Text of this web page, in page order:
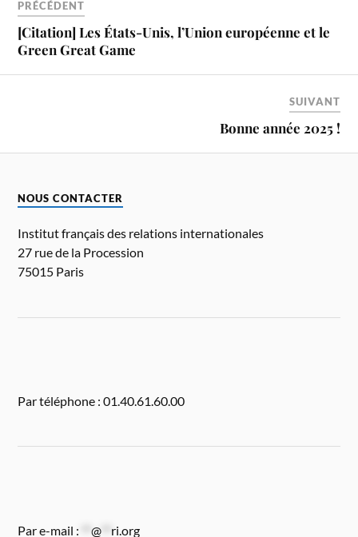
PRÉCÉDENT
[Citation] Les États-Unis, l’Union européenne et le
Green Great Game
SUIVANT
Bonne année 2025 !
NOUS CONTACTER
Institut français des relations internationales
27 rue de la Procession
75015 Paris
Par téléphone : 01.40.61.60.00
Par e-mail : **@ ri.org